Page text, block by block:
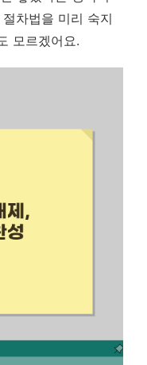
차법을 미리 숙지
모르겠어요.